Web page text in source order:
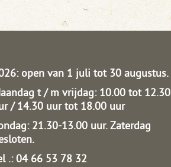
open van 1 juli tot 30 augustus.
t / m vrijdag: 10.00 tot 12.30
/ 14.30 uur tot 18.00 uur
21.30-13.00 uur.Zaterdag
.: 04 66 53 78 32